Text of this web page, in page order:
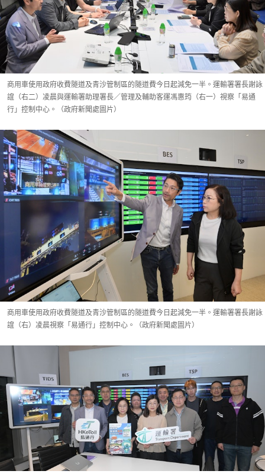
商用車使用政府收費隧道及青沙管制區的隧道費今日起減免一半。運輸署署長謝詠
誼（右二）凌晨與運輸署助理署長／管理及輔助客運馮惠筠（右一）視察「易通
行」控制中心。（政府新聞處圖片）
商用車使用政府收費隧道及青沙管制區的隧道費今日起減免一半。運輸署署長謝詠
誼（右）凌晨視察「易通行」控制中心。（政府新聞處圖片）